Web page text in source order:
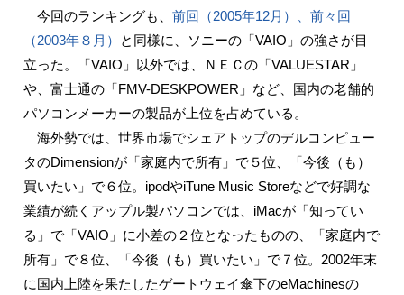
今回のランキングも、前回（2005年12月）、前々回
（2003年８月）
と同様に、ソニーの「VAIO」の強さが目
立った。「VAIO」以外では、ＮＥＣの「VALUESTAR」
や、富士通の「FMV-DESKPOWER」など、国内の老舗的
パソコンメーカーの製品が上位を占めている。
海外勢では、世界市場でシェアトップのデルコンピュー
タのDimensionが「家庭内で所有」で５位、「今後（も）
買いたい」で６位。ipodやiTune Music Storeなどで好調な
業績が続くアップル製パソコンでは、iMacが「知ってい
る」で「VAIO」に小差の２位となったものの、「家庭内で
所有」で８位、「今後（も）買いたい」で７位。2002年末
に国内上陸を果たしたゲートウェイ傘下のeMachinesの